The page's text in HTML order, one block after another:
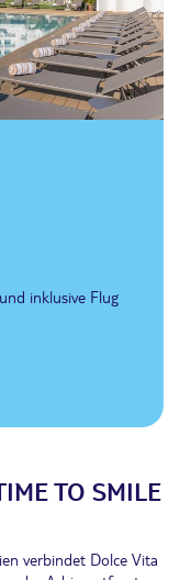
inklusive Flug
TO SMILE
verbindet Dolce Vita